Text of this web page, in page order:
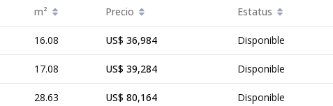
m² Precio Estatus
16.08 US$ 36,984 Disponible
17.08 US$ 39,284 Disponible
28.63 US$ 80,164 Disponible